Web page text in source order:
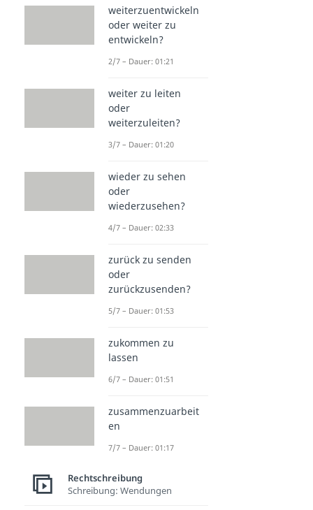
weiterzuentwickeln
oder weiter zu
entwickeln?
2/7 – Dauer: 01:21
weiter zu leiten
oder
weiterzuleiten?
3/7 – Dauer: 01:20
wieder zu sehen
oder
wiederzusehen?
4/7 – Dauer: 02:33
zurück zu senden
oder
zurückzusenden?
5/7 – Dauer: 01:53
zukommen zu
lassen
6/7 – Dauer: 01:51
zusammenzuarbeit
en
7/7 – Dauer: 01:17
Rechtschreibung
Schreibung: Wendungen